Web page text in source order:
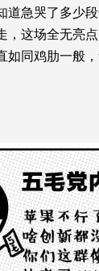
道急哭了多少
，这场全无亮
如同鸡肋一般